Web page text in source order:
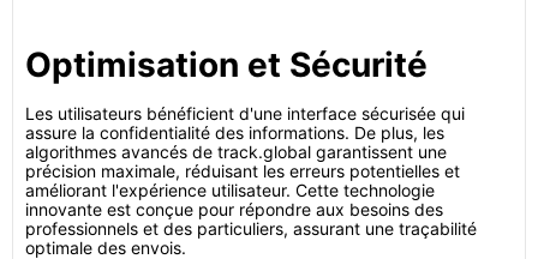
Optimisation et Sécurité
Les utilisateurs bénéficient d'une interface sécurisée qui
assure la confidentialité des informations. De plus, les
algorithmes avancés de track.global garantissent une
précision maximale, réduisant les erreurs potentielles et
améliorant l'expérience utilisateur. Cette technologie
innovante est conçue pour répondre aux besoins des
professionnels et des particuliers, assurant une traçabilité
optimale des envois.